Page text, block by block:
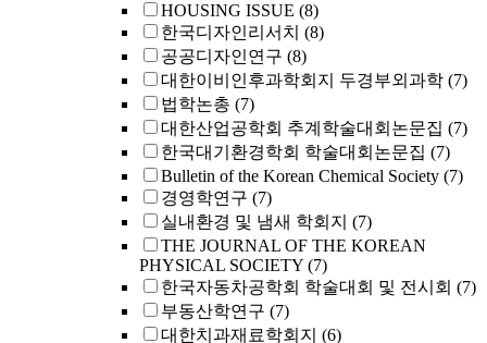
HOUSING ISSUE (8)
한국디자인리서치 (8)
공공디자인연구 (8)
대한이비인후과학회지 두경부외과학 (7)
법학논총 (7)
대한산업공학회 추계학술대회논문집 (7)
한국대기환경학회 학술대회논문집 (7)
Bulletin of the Korean Chemical Society (7)
경영학연구 (7)
실내환경 및 냄새 학회지 (7)
THE JOURNAL OF THE KOREAN
PHYSICAL SOCIETY (7)
한국자동차공학회 학술대회 및 전시회 (7)
부동산학연구 (7)
대한치과재료학회지 (6)